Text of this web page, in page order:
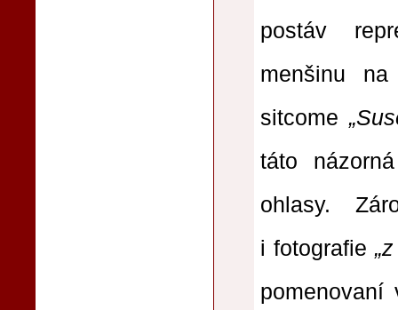
postáv
menšinu
sitcome
táto
ohlasy.
i fotografie